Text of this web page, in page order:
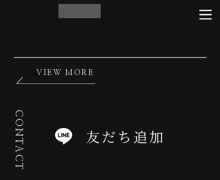
VIEW MORE
CONTACT 友だち追加